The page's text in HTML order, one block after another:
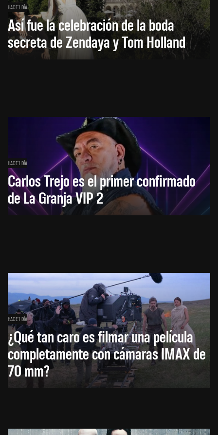
HACE 1 DÍA
Así fue la celebración de la boda
secreta de Zendaya y Tom Holland
HACE 1 DÍA
Carlos Trejo es el primer confirmado
de La Granja VIP 2
HACE 1 DÍA
¿Qué tan caro es filmar una película
completamente con cámaras IMAX de
70 mm?